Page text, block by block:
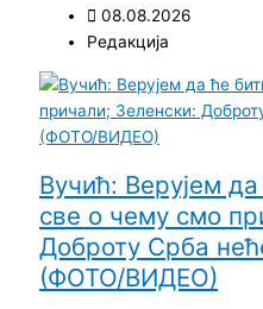
08.08.2026
Редакција
Вучић: Верујем
све о чему смо
Доброту Срба
(ФОТО/ВИДЕО)